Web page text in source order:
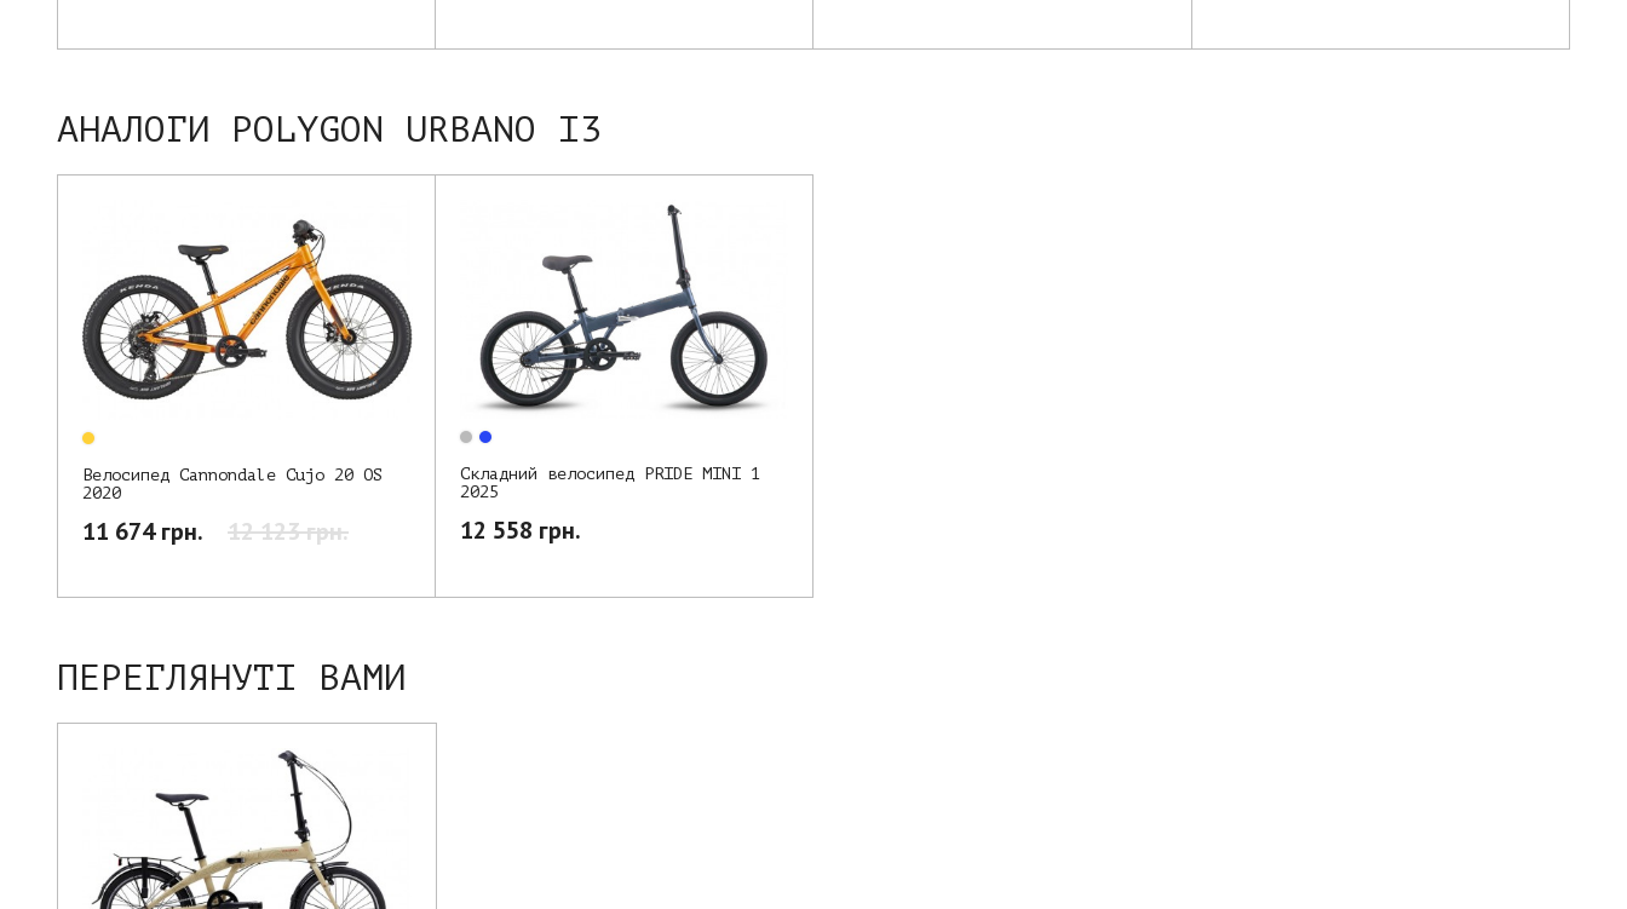
АНАЛОГИ POLYGON URBANO I3
Велосипед Cannondale Cujo 20 OS
2020
11 674 грн. 12 123 грн.
Складний велосипед PRIDE MINI 1
2025
12 558 грн.
ПЕРЕГЛЯНУТІ ВАМИ